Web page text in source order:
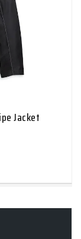
Jacket
hinta oli: